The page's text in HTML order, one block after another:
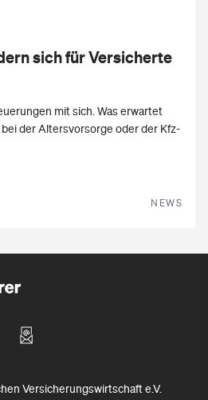
sich fürVersicherte
mit sich. Was erwartet
der Altersvorsorge oder der Kfz-
NEWS
Versicherungswirtschaft e.V.